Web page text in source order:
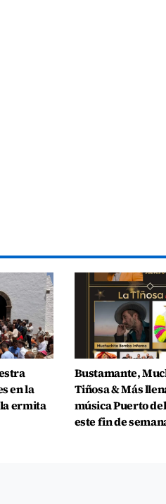
en la
ermita
Bustamante,
Tiñosa & Más
música Puerto
este fin de